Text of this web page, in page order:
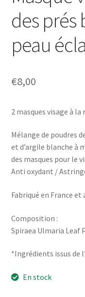
des prés
peau
€8,00
2 masques visage à la
Mélange de poudres
et d’argile blanche à
des masques pour le
Anti oxydant /
Fabriqué en France
Composition :
Spiraea Ulmaria Leaf
*Ingrédients issus de
En stock